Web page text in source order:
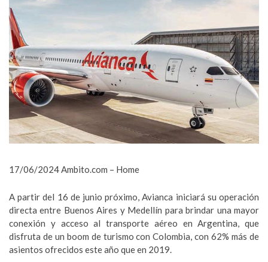
17/06/2024 Ambito.com – Home
A partir del 16 de junio próximo, Avianca iniciará su operación
directa entre Buenos Aires y Medellín para brindar una mayor
conexión y acceso al transporte aéreo en Argentina, que
disfruta de un boom de turismo con Colombia, con 62% más de
asientos ofrecidos este año que en 2019.